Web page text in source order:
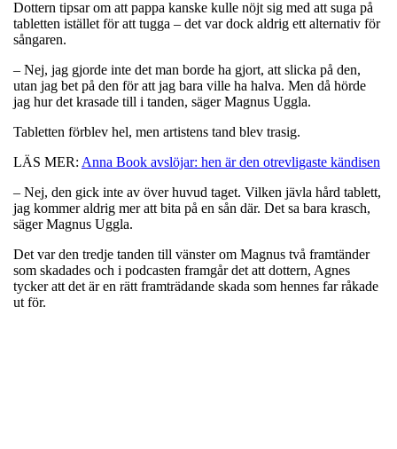
Dottern tipsar om att pappa kanske kulle nöjt sig med att suga på
tabletten istället för att tugga – det var dock aldrig ett alternativ för
sångaren.
– Nej, jag gjorde inte det man borde ha gjort, att slicka på den,
utan jag bet på den för att jag bara ville ha halva. Men då hörde
jag hur det krasade till i tanden, säger Magnus Uggla.
Tabletten förblev hel, men artistens tand blev trasig.
LÄS MER: Anna Book avslöjar: hen är den otrevligaste kändisen
– Nej, den gick inte av över huvud taget. Vilken jävla hård tablett,
jag kommer aldrig mer att bita på en sån där. Det sa bara krasch,
säger Magnus Uggla.
Det var den tredje tanden till vänster om Magnus två framtänder
som skadades och i podcasten framgår det att dottern, Agnes
tycker att det är en rätt framträdande skada som hennes far råkade
ut för.